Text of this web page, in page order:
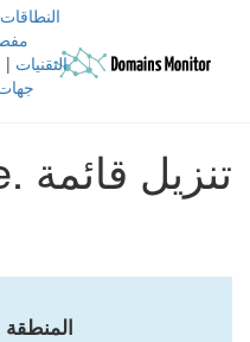
النطاقات
التقنيات |
تنزيل قائمة .forsale نطاقات
المنطقة